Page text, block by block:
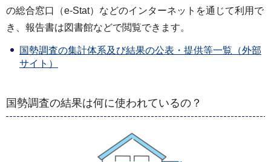
の総合窓口（e-Stat）などのインターネットを通じて利用で
き、報告書は図書館などで閲覧できます。
国勢調査の集計体系及び結果の公表・提供等一覧（外部
サイト）
国勢調査の結果は何に使われているの？